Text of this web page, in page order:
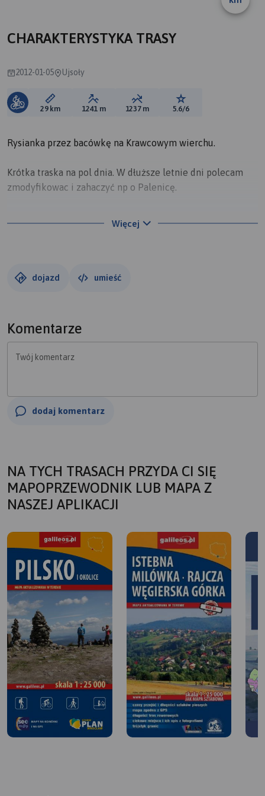
CHARAKTERYSTYKA TRASY
2012-01-05 Ujsoły
Długość trasy:
29 km Suma przewyższeń:
1241 m Suma spadków:
1237 m Ocena trasy:
5.6/6
Rysianka przez bacówkę na Krawcowym wierchu.
Krótka traska na pol dnia. W dłuższe letnie dni polecam
zmodyfikowac i zahaczyć np o Palenicę.
przez kubiesówkę aż do Trzech Kopców, później czerwony
Więcej
dojazd umieść
Komentarze
Twój komentarz
dodaj komentarz
NA TYCH TRASACH PRZYDA CI SIĘ
MAPOPRZEWODNIK LUB MAPA Z
NASZEJ APLIKACJI